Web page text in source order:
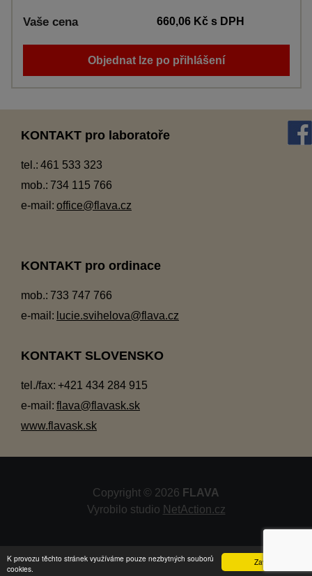
Zavřít
K provozu těchto stránek využíváme pouze nezbytných souborů
cookies.
Vaše cena 660,06 Kčs DPH
Objednat lze po přihlášení
KONTAKT pro laboratoře
tel.: 461 533 323
mob.: 734 115 766
e-mail: office@flava.cz
KONTAKT pro ordinace
mob.: 733 747 766
e-mail: lucie.svihelova@flava.cz
KONTAKT SLOVENSKO
tel./fax: +421 434 284 915
e-mail: flava@flavask.sk
www.flavask.sk
Copyright © 2026 FLAVA
Vyrobilo studio NetAction.cz